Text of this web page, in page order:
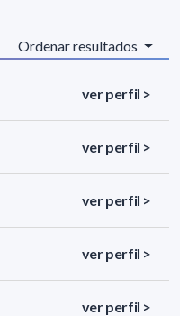
Ordenar resultados
ver perfil >
ver perfil >
ver perfil >
ver perfil >
ver perfil >